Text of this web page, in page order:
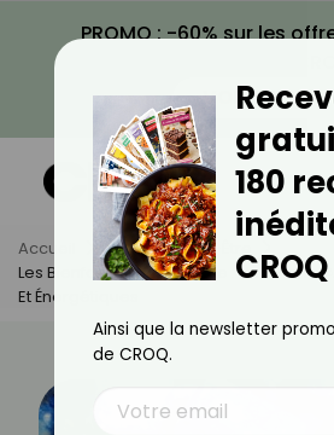
PROMO : -60% sur les
VOIR LA
Accueil Actus
Bien-Être
Les Bienfaits De La Sodalite : Une Pierre
Et Énergétiques
180
CROQ
Ainsi que la newsletter
de CROQ.